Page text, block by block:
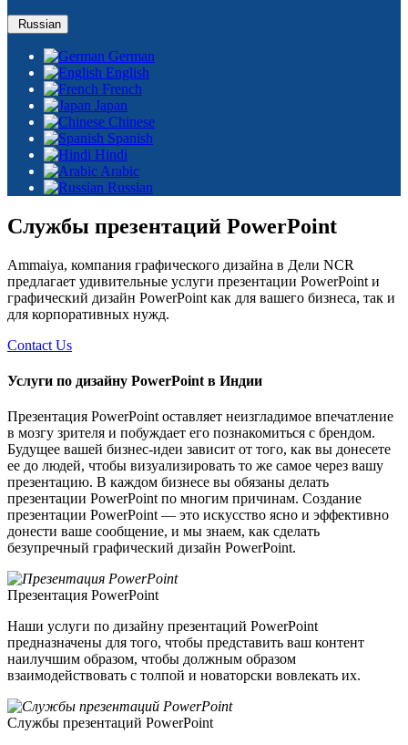
Russian
German
English
French
Japan
Chinese
Spanish
Hindi
Arabic
Russian
Службы презентаций PowerPoint
Ammaiya, компания графического дизайна в Дели NCR
предлагает удивительные услуги презентации PowerPoint и
графический дизайн PowerPoint как для вашего бизнеса, так и
для корпоративных нужд.
Contact Us
Услуги по дизайну PowerPoint в Индии
Презентация PowerPoint оставляет неизгладимое впечатление
в мозгу зрителя и побуждает его познакомиться с брендом.
Будущее вашей бизнес-идеи зависит от того, как вы донесете
ее до людей, чтобы визуализировать то же самое через вашу
презентацию. В каждом бизнесе вы обязаны делать
презентации PowerPoint по многим причинам. Создание
презентации PowerPoint — это искусство ясно и эффективно
донести ваше сообщение, и мы знаем, как сделать
безупречный графический дизайн PowerPoint.
Презентация PowerPoint
Наши услуги по дизайну презентаций PowerPoint
предназначены для того, чтобы представить ваш контент
наилучшим образом, чтобы должным образом
взаимодействовать с толпой и новаторски вовлекать их.
Службы презентаций PowerPoint